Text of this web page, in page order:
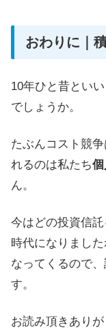
おわりに｜
10年ひと昔とい
でしょうか。
たぶんコスト競
れるのは私たち個
ん。
今はどの投資信
時代になりまし
なってくるので
す。
お読み頂きありが